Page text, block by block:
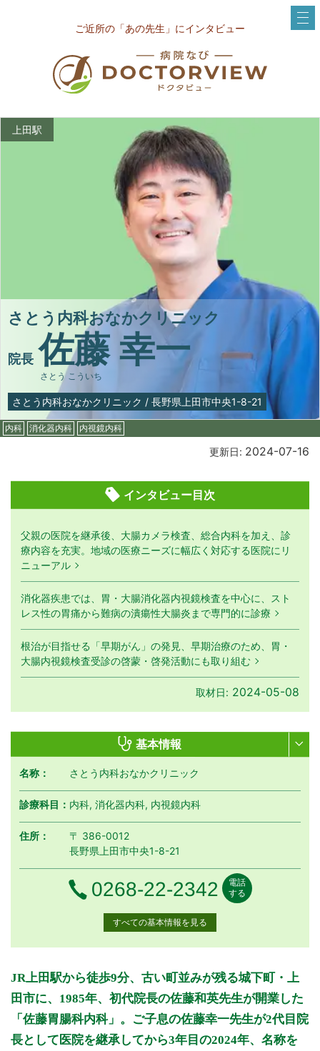
ご近所の「あの先生」にインタビュー
上田駅
さとう内科おなかクリニック
院長 佐藤 幸一
さとう こういち
さとう内科おなかクリニック / 長野県上田市中央1-8-21
内科 消化器内科 内視鏡内科
更新日: 2024-07-16
インタビュー目次
父親の医院を継承後、大腸カメラ検査、総合内科を加え、診
療内容を充実。地域の医療ニーズに幅広く対応する医院にリ
ニューアル
消化器疾患では、胃・大腸消化器内視鏡検査を中心に、スト
レス性の胃痛から難病の潰瘍性大腸炎まで専門的に診療
根治が目指せる「早期がん」の発見、早期治療のため、胃・
大腸内視鏡検査受診の啓蒙・啓発活動にも取り組む
取材日: 2024-05-08
基本情報
名称： さとう内科おなかクリニック
診療科目： 内科, 消化器内科, 内視鏡内科
住所：
〒 386-0012
長野県上田市中央1-8-21
電話番号
0268-22-2342
電話
する
すべての基本情報を見る
診療時間 月 月曜日
火 火曜日
水水曜日
木 木曜日
金金曜日
土土曜日
日日曜日
祝祝日
9:00～12:00
● ● ● ●
●
14:30～17:30
● ● ●
休診日：火、日、祝
JR上田駅から徒歩9分、古い町並みが残る城下町・上
田市に、1985年、初代院長の佐藤和英先生が開業した
「佐藤胃腸科内科」。ご子息の佐藤幸一先生が2代目院
長として医院を継承してから3年目の2024年、名称を